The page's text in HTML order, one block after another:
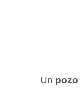
Un pozo